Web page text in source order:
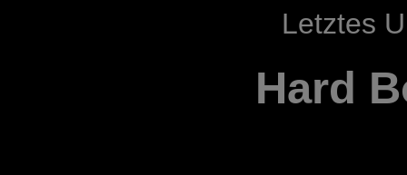
Letztes
Hard